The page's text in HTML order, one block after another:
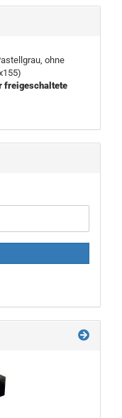
ohne
freigeschaltete